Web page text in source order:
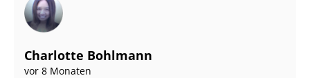
Charlotte Bohlmann
vor 8 Monaten